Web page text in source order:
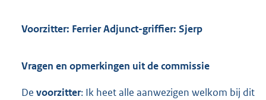
Voorzitter: Ferrier Adjunct-griffier: Sjerp
Vragen en opmerkingen uit de commissie
De voorzitter: Ik heet alle aanwezigen welkom bij dit